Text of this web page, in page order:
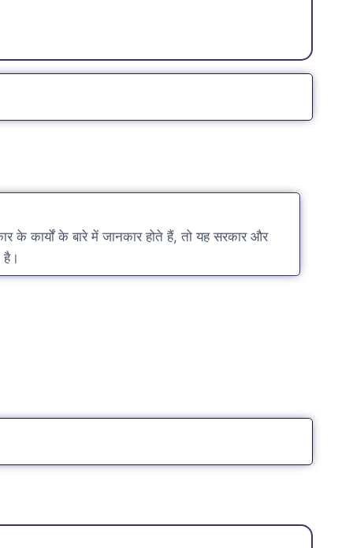
के कार्यों के बारे में जानकार होते हैं, तो यह सरकार और
है।